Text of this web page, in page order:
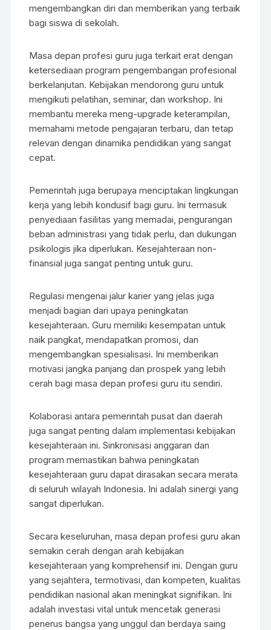
mengembangkan diri dan memberikan yang terbaik
bagi siswa di sekolah.
Masa depan profesi guru juga terkait erat dengan
ketersediaan program pengembangan profesional
berkelanjutan. Kebijakan mendorong guru untuk
mengikuti pelatihan, seminar, dan workshop. Ini
membantu mereka meng-upgrade keterampilan,
memahami metode pengajaran terbaru, dan tetap
relevan dengan dinamika pendidikan yang sangat
cepat.
Pemerintah juga berupaya menciptakan lingkungan
kerja yang lebih kondusif bagi guru. Ini termasuk
penyediaan fasilitas yang memadai, pengurangan
beban administrasi yang tidak perlu, dan dukungan
psikologis jika diperlukan. Kesejahteraan non-
finansial juga sangat penting untuk guru.
Regulasi mengenai jalur karier yang jelas juga
menjadi bagian dari upaya peningkatan
kesejahteraan. Guru memiliki kesempatan untuk
naik pangkat, mendapatkan promosi, dan
mengembangkan spesialisasi. Ini memberikan
motivasi jangka panjang dan prospek yang lebih
cerah bagi masa depan profesi guru itu sendiri.
Kolaborasi antara pemerintah pusat dan daerah
juga sangat penting dalam implementasi kebijakan
kesejahteraan ini. Sinkronisasi anggaran dan
program memastikan bahwa peningkatan
kesejahteraan guru dapat dirasakan secara merata
di seluruh wilayah Indonesia. Ini adalah sinergi yang
sangat diperlukan.
Secara keseluruhan, masa depan profesi guru akan
semakin cerah dengan arah kebijakan
kesejahteraan yang komprehensif ini. Dengan guru
yang sejahtera, termotivasi, dan kompeten, kualitas
pendidikan nasional akan meningkat signifikan. Ini
adalah investasi vital untuk mencetak generasi
penerus bangsa yang unggul dan berdaya saing